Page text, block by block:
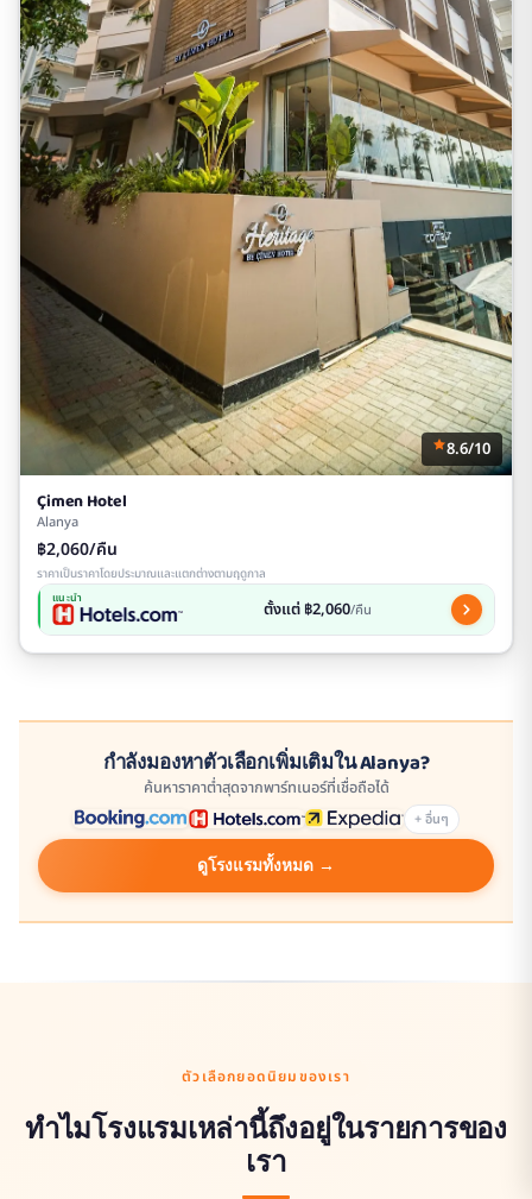
8.6/10
Çimen Hotel
Alanya
฿2,060/คืน
ราคาเป็นราคาโดยประมาณและแตกต่างตามฤดูกาล
แนะนำ ตั้งแต่ ฿2,060/คืน
กำลังมองหาตัวเลือกเพิ่มเติมใน Alanya?
ค้นหาราคาต่ำสุดจากพาร์ทเนอร์ที่เชื่อถือได้
+ อื่นๆ
ดูโรงแรมทั้งหมด →
ตัวเลือกยอดนิยมของเรา
ทำไมโรงแรมเหล่านี้ถึงอยู่ในรายการของ
เรา